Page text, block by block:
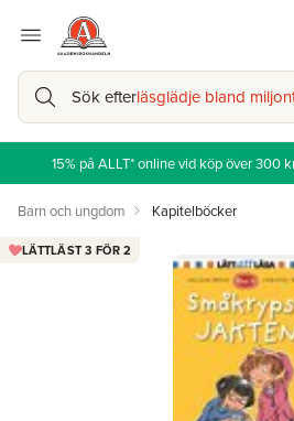
Sök efterläsglädje bland
15% på ALLT* online vid köp över 300
Barn och ungdom Kapitelböcker
LÄTTLÄST 3 FÖR 2